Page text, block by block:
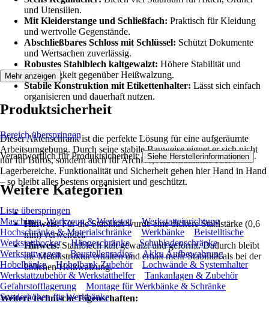
und Utensilien.
Mit Kleiderstange und Schließfach: Praktisch für Kleidung
und wertvolle Gegenstände.
Abschließbares Schloss mit Schlüssel: Schützt Dokumente
und Wertsachen zuverlässig.
Robustes Stahlblech kaltgewalzt: Höhere Stabilität und
Langlebigkeit gegenüber Heißwalzung.
Stabile Konstruktion mit Etikettenhalter: Lässt sich einfach
organisieren und dauerhaft nutzen.
Dieser Aktenschrank ist die perfekte Lösung für eine aufgeräumte
Arbeitsumgebung. Durch seine stabile Bauweise eignet er sich nicht
nur für Büros, sondern auch für Archive, Arbeitszimmer oder
Lagerbereiche. Funktionalität und Sicherheit gehen hier Hand in Hand
– so bleibt alles bestens organisiert und geschützt.
Hinweis:Für die Stabilität wurde eine dickere Stahlstärke (0,6
mm) verwendet.
Hinweis:Stahlblech kalt gewalzt und geformt. Dadurch bleibt
die Metallstruktur erhalten und erhält mehr Stabilität als bei der
üblichen Heißwalzung.
Weitere technische Eigenschaften:
Mehr anzeigen
Produktsicherheit
Bereich überspringen
Verantwortlich für Produktsicherheit: Siehe Herstellerinformationen .
Weitere Kategorien
Liste überspringen
Maschinen, Werkzeug & Werkstatt
Werkstatteinrichtung
Hochschränke & Materialschränke
Werkbänke
Beistelltische
Werkstatthocker
Hängeschränke
Schubladenschränke
Werkstattwagen
Baustellenradios
Akku Aufbewahrung
Hobelbänke
Hobelbank Zubehör
Lochwände & Systemhalter
Werkstattzubehör & Werkstatthelfer
Tankanlagen & Zubehör
Gefahrstofflagerung
Montage für Werkbänke & Schränke
Sonderhöhen für Werkbänke